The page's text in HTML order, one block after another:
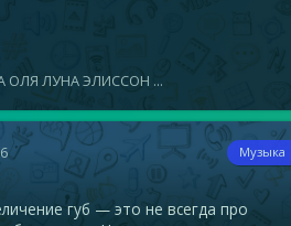
ОЛЯ ЛУНА ЭЛИССОН ...
Музыка
губ — это не всегда про